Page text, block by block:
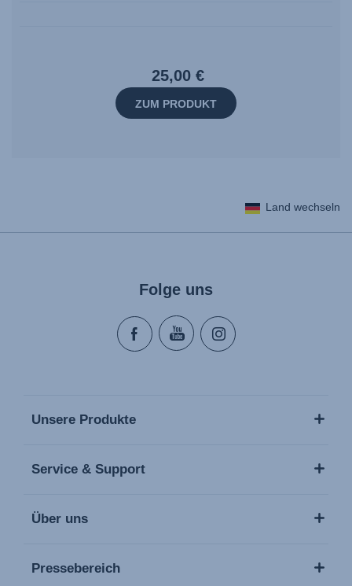
25,00 €
ZUM PRODUKT
Land wechseln
Folge uns
Unsere Produkte
Service & Support
Über uns
Pressebereich